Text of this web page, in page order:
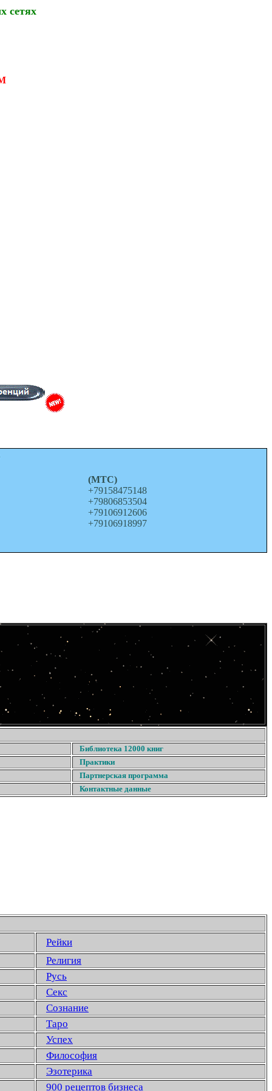
сетях
(МТС)
+79158475148
+79806853504
+79106912606
+79106918997
Библиотека 12000 книг
Практики
Партнерская программа
Контактные данные
Рейки
Религия
Русь
Секс
Сознание
Таро
Успех
Философия
Эзотерика
900 рецептов бизнеса